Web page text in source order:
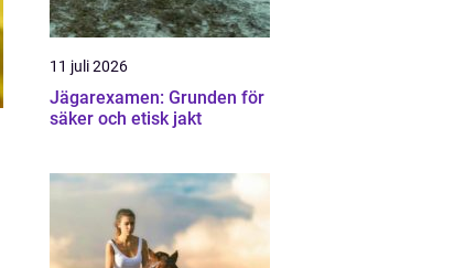
11 juli 2026
Jägarexamen: Grunden för
säker och etisk jakt